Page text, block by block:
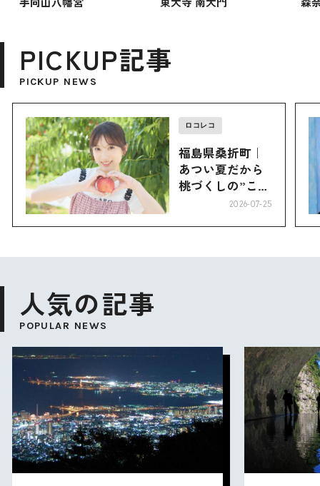
PICKUP記事
PICKUP NEWS
ロコレコ
福島県桑折町｜
あつい夏だから
桃づくしの”こお
2026-07-25
人気の記事
POPULAR NEWS